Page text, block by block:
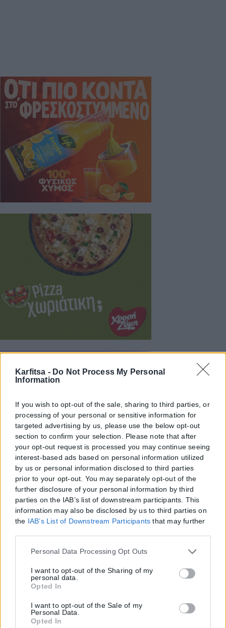
Karfitsa - Do Not Process My Personal
Information
If you wish to opt-out of the sale, sharing to third parties, or
processing of your personal or sensitive information for
targeted advertising by us, please use the below opt-out
section to confirm your selection. Please note that after
your opt-out request is processed you may continue seeing
interest-based ads based on personal information utilized
by us or personal information disclosed to third parties
prior to your opt-out. You may separately opt-out of the
further disclosure of your personal information by third
parties on the IAB’s list of downstream participants. This
information may also be disclosed by us to third parties on
the IAB’s List of Downstream Participants that may further
Please note that this website/app uses one or more Google
but not limited to your visit or usage behaviour. You may
click to grant or deny consent to Google and its third-party
tags to use your data for below specified purposes in below
Google consent section.
Personal Data Processing Opt Outs
I want to opt-out of the Sharing of my
personal data.
Opted In
I want to opt-out of the Sale of my
Personal Data.
Opted In